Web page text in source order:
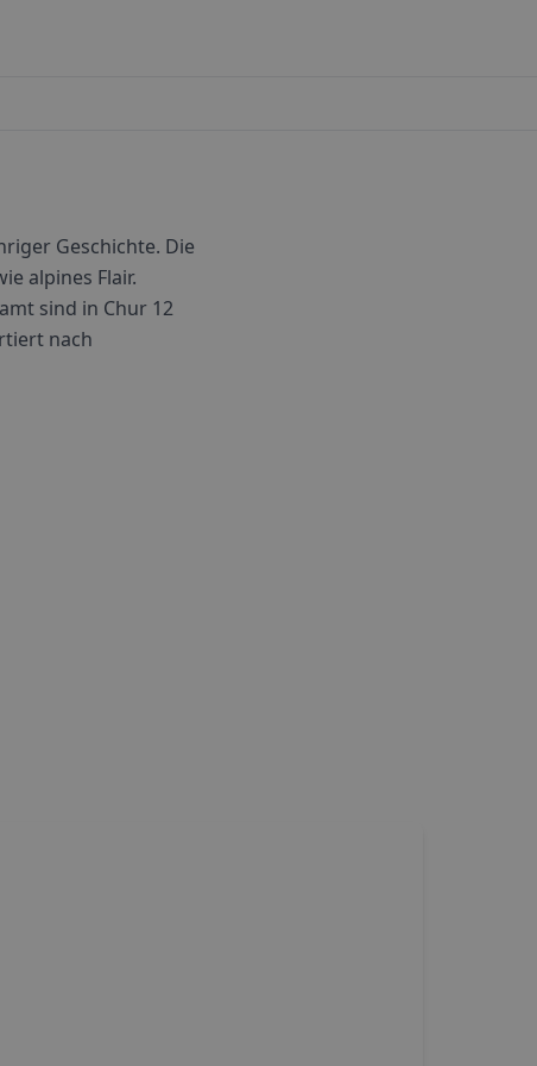
Geschichte. Die
alpines Flair.
sind in Chur 12
nach